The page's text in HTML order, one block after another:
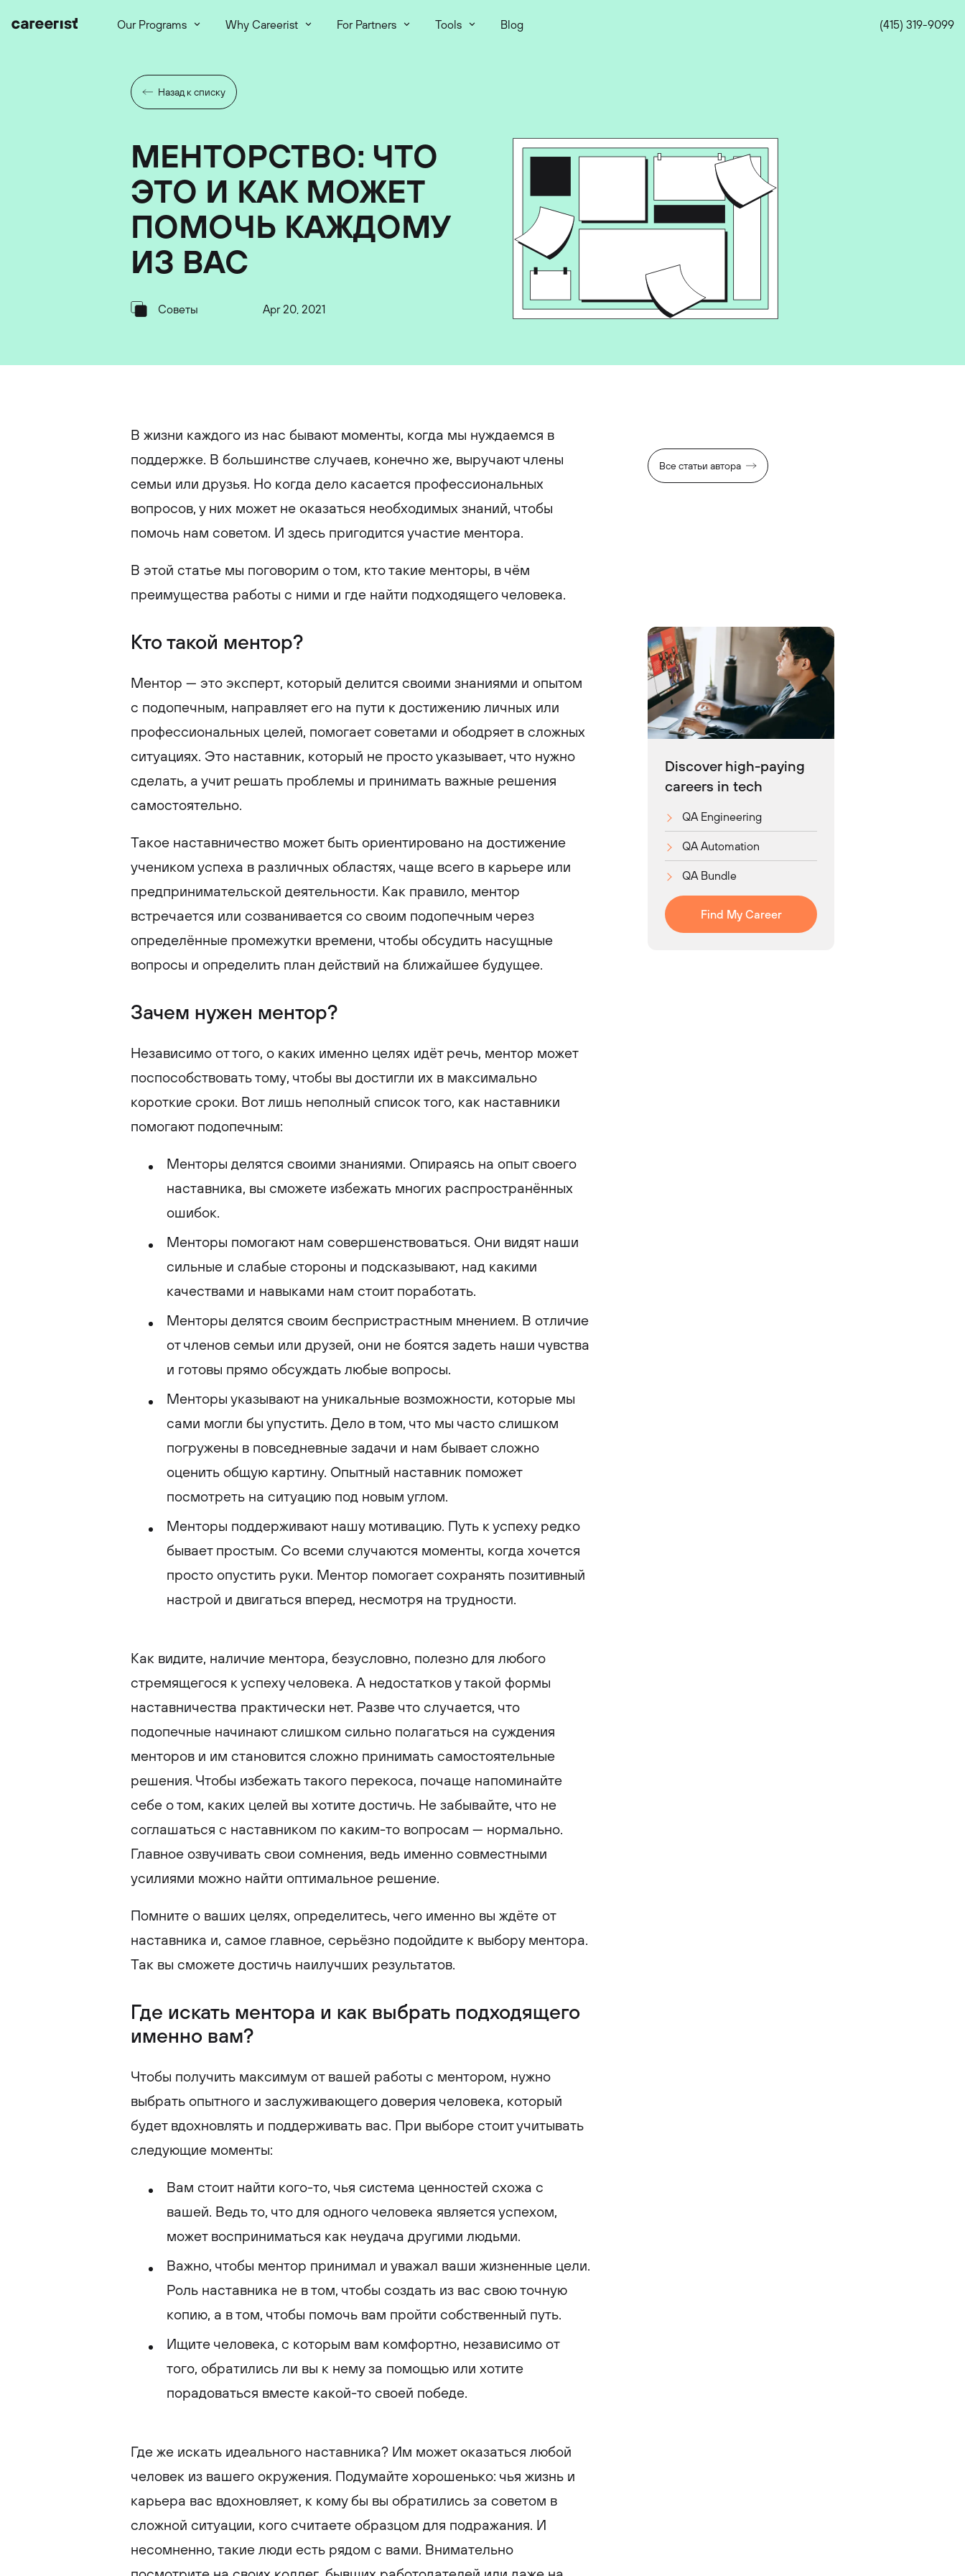
Our Programs Why Careerist For Partners Tools Blog (415) 319-9099
Назад к списку
МЕНТОРСТВО: ЧТО
ЭТО И КАК МОЖЕТ
ПОМОЧЬ КАЖДОМУ
ИЗ ВАС
Советы Apr 20, 2021
В жизни каждого из нас бывают моменты, когда мы нуждаемся в
поддержке. В большинстве случаев, конечно же, выручают члены
семьи или друзья. Но когда дело касается профессиональных
вопросов, у них может не оказаться необходимых знаний, чтобы
помочь нам советом. И здесь пригодится участие ментора.
В этой статье мы поговорим о том, кто такие менторы, в чём
преимущества работы с ними и где найти подходящего человека.
Кто такой ментор?
Ментор — это эксперт, который делится своими знаниями и опытом
с подопечным, направляет его на пути к достижению личных или
профессиональных целей, помогает советами и ободряет в сложных
ситуациях. Это наставник, который не просто указывает, что нужно
сделать, а учит решать проблемы и принимать важные решения
самостоятельно.
Такое наставничество может быть ориентировано на достижение
учеником успеха в различных областях, чаще всего в карьере или
предпринимательской деятельности. Как правило, ментор
встречается или созванивается со своим подопечным через
определённые промежутки времени, чтобы обсудить насущные
вопросы и определить план действий на ближайшее будущее.
Зачем нужен ментор?
Независимо от того, о каких именно целях идёт речь, ментор может
поспособствовать тому, чтобы вы достигли их в максимально
короткие сроки. Вот лишь неполный список того, как наставники
помогают подопечным:
Менторы делятся своими знаниями. Опираясь на опыт своего
наставника, вы сможете избежать многих распространённых
ошибок.
Менторы помогают нам совершенствоваться. Они видят наши
сильные и слабые стороны и подсказывают, над какими
качествами и навыками нам стоит поработать.
Менторы делятся своим беспристрастным мнением. В отличие
от членов семьи или друзей, они не боятся задеть наши чувства
и готовы прямо обсуждать любые вопросы.
Менторы указывают на уникальные возможности, которые мы
сами могли бы упустить. Дело в том, что мы часто слишком
погружены в повседневные задачи и нам бывает сложно
оценить общую картину. Опытный наставник поможет
посмотреть на ситуацию под новым углом.
Менторы поддерживают нашу мотивацию. Путь к успеху редко
бывает простым. Со всеми случаются моменты, когда хочется
просто опустить руки. Ментор помогает сохранять позитивный
настрой и двигаться вперед, несмотря на трудности.
Как видите, наличие ментора, безусловно, полезно для любого
стремящегося к успеху человека. А недостатков у такой формы
наставничества практически нет. Разве что случается, что
подопечные начинают слишком сильно полагаться на суждения
менторов и им становится сложно принимать самостоятельные
решения. Чтобы избежать такого перекоса, почаще напоминайте
себе о том, каких целей вы хотите достичь. Не забывайте, что не
соглашаться с наставником по каким-то вопросам — нормально.
Главное озвучивать свои сомнения, ведь именно совместными
усилиями можно найти оптимальное решение.
Помните о ваших целях, определитесь, чего именно вы ждёте от
наставника и, самое главное, серьёзно подойдите к выбору ментора.
Так вы сможете достичь наилучших результатов.
Где искать ментора и как выбрать подходящего
именно вам?
Чтобы получить максимум от вашей работы с ментором, нужно
выбрать опытного и заслуживающего доверия человека, который
будет вдохновлять и поддерживать вас. При выборе стоит учитывать
следующие моменты:
Вам стоит найти кого-то, чья система ценностей схожа с
вашей. Ведь то, что для одного человека является успехом,
может восприниматься как неудача другими людьми.
Важно, чтобы ментор принимал и уважал ваши жизненные цели.
Роль наставника не в том, чтобы создать из вас свою точную
копию, а в том, чтобы помочь вам пройти собственный путь.
Ищите человека, с которым вам комфортно, независимо от
того, обратились ли вы к нему за помощью или хотите
порадоваться вместе какой-то своей победе.
Где же искать идеального наставника? Им может оказаться любой
человек из вашего окружения. Подумайте хорошенько: чья жизнь и
карьера вас вдохновляет, к кому бы вы обратились за советом в
сложной ситуации, кого считаете образцом для подражания. И
несомненно, такие люди есть рядом с вами. Внимательно
Все статьи автора
Discover high-paying
careers in tech
QA Engineering
QA Automation
QA Bundle
Find My Career